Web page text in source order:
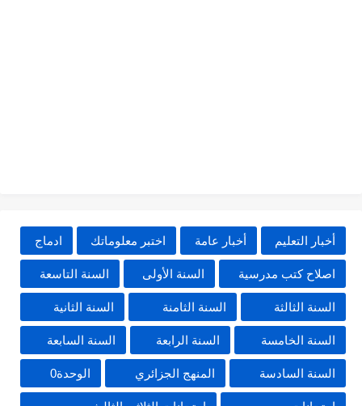
أخبار التعليم أخبار عامة اختبر معلوماتك ادماج
اصلاح كتب مدرسية السنة الأولى السنة التاسعة
السنة الثالثة السنة الثامنة السنة الثانية
السنة الخامسة السنة الرابعة السنة السابعة
السنة السادسة المنهج الجزائري الوحدة0